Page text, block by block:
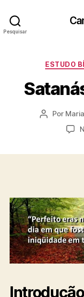
Pesquisar
ESTUDO
A
r
o
s
t
Por
Introdução